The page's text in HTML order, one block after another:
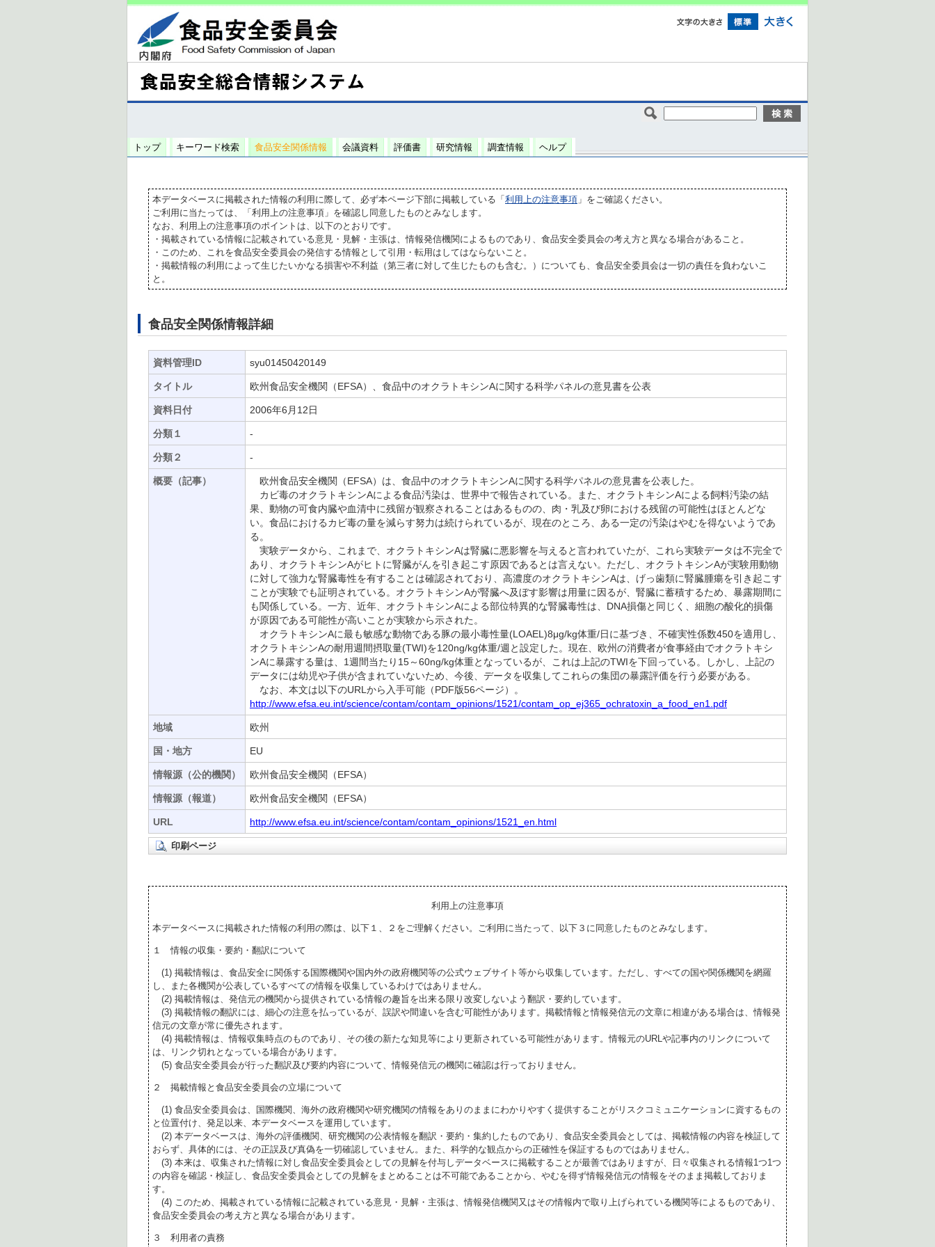
トップ キーワード検索 食品安全関係情報 会議資料 評価書 研究情報 調査情報 ヘルプ
本データベースに掲載された情報の利用に際して、必ず本ページ下部に掲載している「 利用上の注意事項 」をご確認ください。
ご利用に当たっては、「利用上の注意事項」を確認し同意したものとみなします。
なお、利用上の注意事項のポイントは、以下のとおりです。
・掲載されている情報に記載されている意見・見解・主張は、情報発信機関によるものであり、食品安全委員会の考え方と異なる場合があること。
・このため、これを食品安全委員会の発信する情報として引用・転用はしてはならないこと。
・掲載情報の利用によって生じたいかなる損害や不利益（第三者に対して生じたものも含む。）についても、食品安全委員会は一切の責任を負わないこ
と。
食品安全関係情報詳細
資料管理ID syu01450420149
タイトル 欧州食品安全機関（EFSA）、食品中のオクラトキシンAに関する科学パネルの意見書を公表
資料日付 2006年6月12日
分類１ -
分類２ -
概要（記事）
欧州食品安全機関（EFSA）は、食品中のオクラトキシンAに関する科学パネルの意見書を公表した。
カビ毒のオクラトキシンAによる食品汚染は、世界中で報告されている。また、オクラトキシンAによる飼料汚染の結
果、動物の可食内臓や血清中に残留が観察されることはあるものの、肉・乳及び卵における残留の可能性はほとんどな
い。食品におけるカビ毒の量を減らす努力は続けられているが、現在のところ、ある一定の汚染はやむを得ないようであ
る。
実験データから、これまで、オクラトキシンAは腎臓に悪影響を与えると言われていたが、これら実験データは不完全で
あり、オクラトキシンAがヒトに腎臓がんを引き起こす原因であるとは言えない。ただし、オクラトキシンAが実験用動物
に対して強力な腎臓毒性を有することは確認されており、高濃度のオクラトキシンAは、げっ歯類に腎臓腫瘍を引き起こす
ことが実験でも証明されている。オクラトキシンAが腎臓へ及ぼす影響は用量に因るが、腎臓に蓄積するため、暴露期間に
も関係している。一方、近年、オクラトキシンAによる部位特異的な腎臓毒性は、DNA損傷と同じく、細胞の酸化的損傷
が原因である可能性が高いことが実験から示された。
オクラトキシンAに最も敏感な動物である豚の最小毒性量(LOAEL)8μg/kg体重/日に基づき、不確実性係数450を適用し、
オクラトキシンAの耐用週間摂取量(TWI)を120ng/kg体重/週と設定した。現在、欧州の消費者が食事経由でオクラトキシ
ンAに暴露する量は、1週間当たり15～60ng/kg体重となっているが、これは上記のTWIを下回っている。しかし、上記の
データには幼児や子供が含まれていないため、今後、データを収集してこれらの集団の暴露評価を行う必要がある。
なお、本文は以下のURLから入手可能（PDF版56ページ）。
http://www.efsa.eu.int/science/contam/contam_opinions/1521/contam_op_ej365_ochratoxin_a_food_en1.pdf
地域 欧州
国・地方 EU
情報源（公的機関） 欧州食品安全機関（EFSA）
情報源（報道） 欧州食品安全機関（EFSA）
URL http://www.efsa.eu.int/science/contam/contam_opinions/1521_en.html
印刷ページ
利用上の注意事項
本データベースに掲載された情報の利用の際は、以下１、２をご理解ください。ご利用に当たって、以下３に同意したものとみなします。
１ 情報の収集・要約・翻訳について
(1) 掲載情報は、食品安全に関係する国際機関や国内外の政府機関等の公式ウェブサイト等から収集しています。ただし、すべての国や関係機関を網羅
し、また各機関が公表しているすべての情報を収集しているわけではありません。
(2) 掲載情報は、発信元の機関から提供されている情報の趣旨を出来る限り改変しないよう翻訳・要約しています。
(3) 掲載情報の翻訳には、細心の注意を払っているが、誤訳や間違いを含む可能性があります。掲載情報と情報発信元の文章に相違がある場合は、情報発
信元の文章が常に優先されます。
(4) 掲載情報は、情報収集時点のものであり、その後の新たな知見等により更新されている可能性があります。情報元のURLや記事内のリンクについて
は、リンク切れとなっている場合があります。
(5) 食品安全委員会が行った翻訳及び要約内容について、情報発信元の機関に確認は行っておりません。
２ 掲載情報と食品安全委員会の立場について
(1) 食品安全委員会は、国際機関、海外の政府機関や研究機関の情報をありのままにわかりやすく提供することがリスクコミュニケーションに資するもの
と位置付け、発足以来、本データベースを運用しています。
(2) 本データベースは、海外の評価機関、研究機関の公表情報を翻訳・要約・集約したものであり、食品安全委員会としては、掲載情報の内容を検証して
おらず、具体的には、その正誤及び真偽を一切確認していません。また、科学的な観点からの正確性を保証するものではありません。
(3) 本来は、収集された情報に対し食品安全委員会としての見解を付与しデータベースに掲載することが最善ではありますが、日々収集される情報1つ1つ
の内容を確認・検証し、食品安全委員会としての見解をまとめることは不可能であることから、やむを得ず情報発信元の情報をそのまま掲載しておりま
す。
(4) このため、掲載されている情報に記載されている意見・見解・主張は、情報発信機関又はその情報内で取り上げられている機関等によるものであり、
食品安全委員会の考え方と異なる場合があります。
３ 利用者の責務